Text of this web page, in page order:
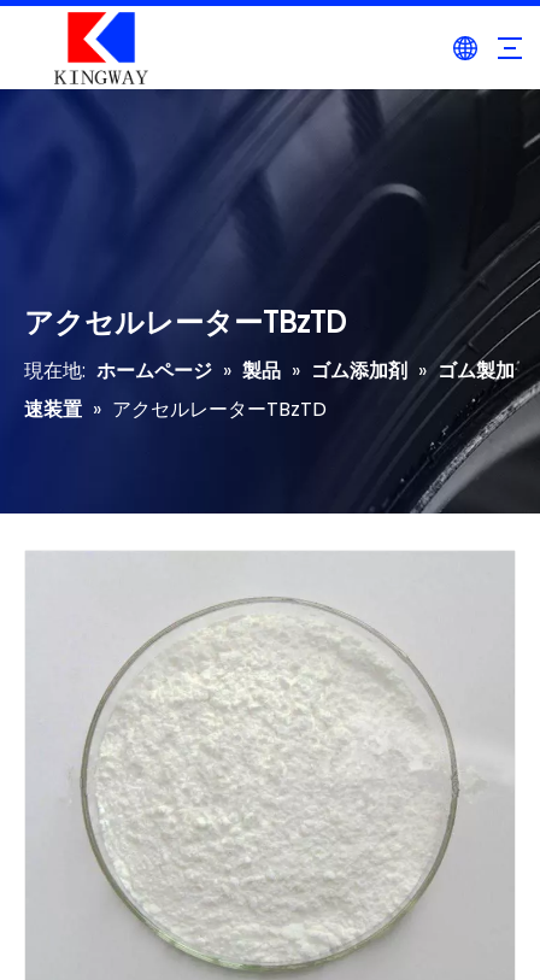
アクセルレーターTBzTD
現在地: ホームページ » 製品 » ゴム添加剤 » ゴム製加
速装置 » アクセルレーターTBzTD